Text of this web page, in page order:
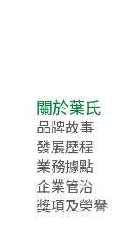
關於葉氏
品牌故事
發展歷程
業務據點
企業管治
獎項及榮譽